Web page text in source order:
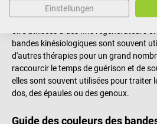
surentraînés ou épuisés, les tissus
sollicités. Les bandes, une fois
bandes kinésiologiques sont souvent
d'autres thérapies pour un grand
raccourcir le temps de guérison et de
elles sont souvent utilisées pour traiter
dos, des épaules ou des genoux.
Guide des couleurs des
Einstellungen